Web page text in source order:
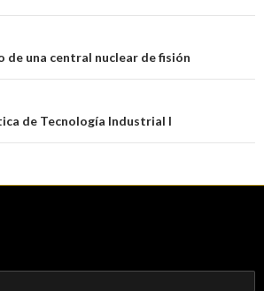
de una central nuclear de fisión
de Tecnología Industrial I